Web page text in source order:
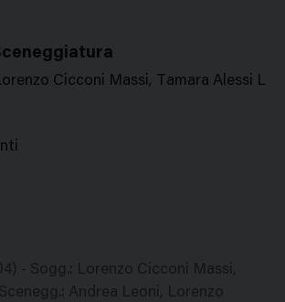
Cicconi Massi, Tamara Alessi
- Sogg.: Lorenzo Cicconi Massi,
Andrea Leoni, Lorenzo